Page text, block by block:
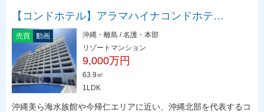
【コンドホテル】アラマハイナコンドホテ…
売買 動画
沖縄・離島 / 名護・本部
リゾートマンション
9,000万円
63.9㎡
1LDK
沖縄美ら海水族館や今帰仁エリアに近い、沖縄北部を代表するコ